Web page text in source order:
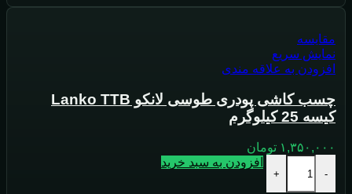
مقايسه
نمایش سریع
افزودن به علاقه مندی
چسب کاشی پودری طوسی لانکو Lanko TTB
کیسه 25 کیلوگرم
۱,۳۵۰,۰۰۰ تومان
-
+
افزودن به سبد خرید